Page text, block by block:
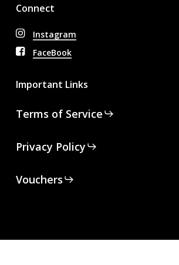
Connect
Instagram
FaceBook
Important Links
Terms of Service
Privacy Policy
Vouchers